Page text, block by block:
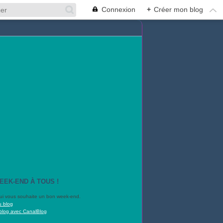
Connexion + Créer mon blog
END À TOUS !
vous souhaite un bon week-end.
blog
avec CanalBlog